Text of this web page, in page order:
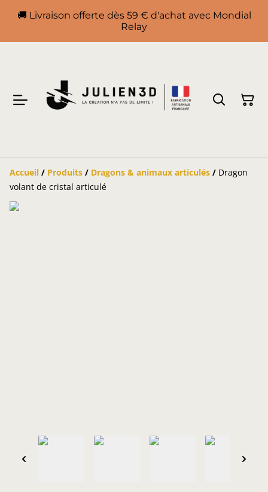
🚚 Livraison offerte dès 59 € d'achat avec Mondial
Relay
Accueil / Produits / Dragons & animaux articulés / Dragon
volant de cristal articulé